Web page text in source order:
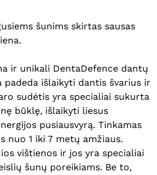
šunims skirtas sausas
ir unikali DentaDefence dantų
padeda išlaikyti dantis švarius ir
sudėtis yra specialiai sukurta
būklę, išlaikyti liesus
pusiausvyrą. Tinkamas
nuo 1 iki 7 metų amžiaus.
vištienos ir jos yra specialiai
šunų poreikiams. Be to,